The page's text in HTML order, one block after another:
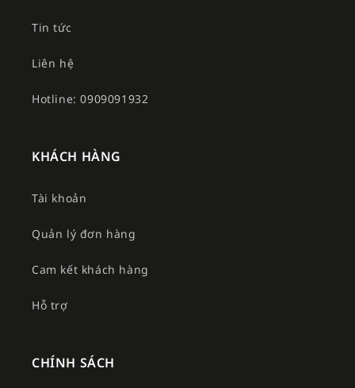
Tin tức
Liên hệ
Hotline: 0909091932
KHÁCH HÀNG
Tài khoản
Quản lý đơn hàng
Cam kết khách hàng
Hỗ trợ
CHÍNH SÁCH